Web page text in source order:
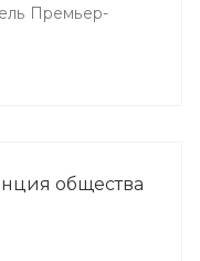
Премьер-
общества